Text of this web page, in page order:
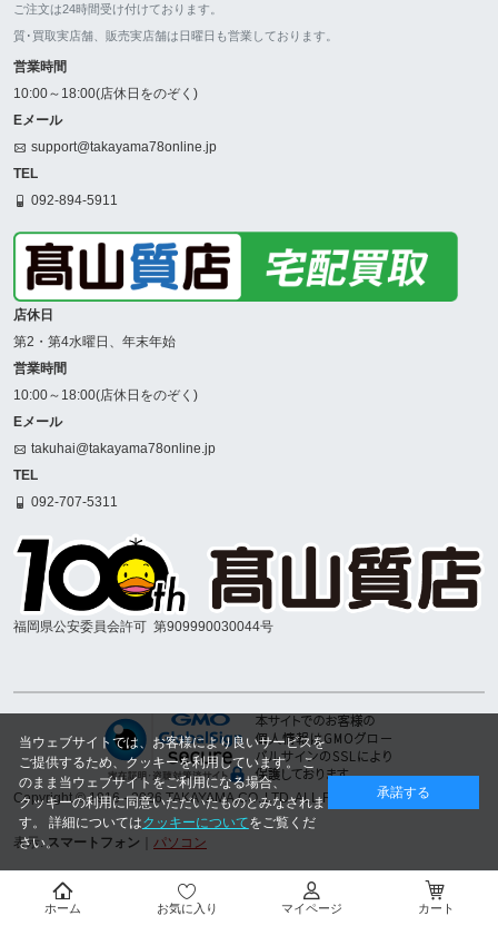
ご注文は24時間受け付けております。
質･買取実店舗、販売実店舗は日曜日も営業しております。
営業時間
10:00～18:00(店休日をのぞく)
Eメール
support@takayama78online.jp
TEL
092-894-5911
店休日
第2・第4水曜日、年末年始
営業時間
10:00～18:00(店休日をのぞく)
Eメール
takuhai@takayama78online.jp
TEL
092-707-5311
福岡県公安委員会許可 第909990030044号
ホーム お気に入り マイページ カート
Copyright © 1916- 2026 TAKAYAMA.CO.,LTD. ALL RIGHTS RESERVED.
表示:スマートフォン パソコン
当ウェブサイトでは、お客様により良いサービスを
ご提供するため、クッキーを利用しています。 こ
のまま当ウェブサイトをご利用になる場合、
クッキーの利用に同意いただいたものとみなされま
す。 詳細についてはクッキーについてをご覧くだ
さい。
承諾する